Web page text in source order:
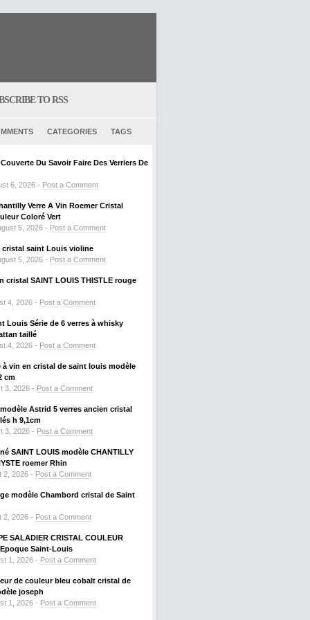
TO RSS
CATEGORIES TAGS
Du Savoir Faire Des Verriers De
6, 2026 - Post a Comment
Verre A Vin Roemer Cristal
Coloré Vert
5, 2026 - Post a Comment
cristal saint Louis violine
5, 2026 - Post a Comment
cristal SAINT LOUIS THISTLE rouge
4, 2026 - Post a Comment
Louis Série de 6 verres à whisky
taillé
4, 2026 - Post a Comment
à vin en cristal de saint louis modèle
cm
3, 2026 - Post a Comment
Astrid 5 verres ancien cristal
h 9,1cm
3, 2026 - Post a Comment
SAINT LOUIS modèle CHANTILLY
roemer Rhin
2, 2026 - Post a Comment
modèle Chambord cristal de Saint
2, 2026 - Post a Comment
SALADIER CRISTAL COULEUR
Saint-Louis
1, 2026 - Post a Comment
de couleur bleu cobalt cristal de
joseph
1, 2026 - Post a Comment